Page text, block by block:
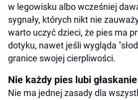
w legowisku albo wcześniej
sygnały, których nikt nie
warto uczyć dzieci, że pies ma
dotyku, nawet jeśli wygląda
granice swojej cierpliwości.
Nie każdy pies lubi
Nie ma jednej zasady dla